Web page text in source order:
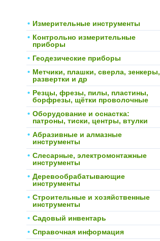
Измерительные инструменты
Контрольно измерительные
приборы
Геодезические приборы
Метчики, плашки, сверла, зенкеры,
развертки и др
Резцы, фрезы, пилы, пластины,
борфрезы, щётки проволочные
Оборудование и оснастка:
патроны, тиски, центры, втулки
Абразивные и алмазные
инструменты
Слесарные, электромонтажные
инструменты
Деревообрабатывающие
инструменты
Строительные и хозяйственные
инструменты
Садовый инвентарь
Справочная информация